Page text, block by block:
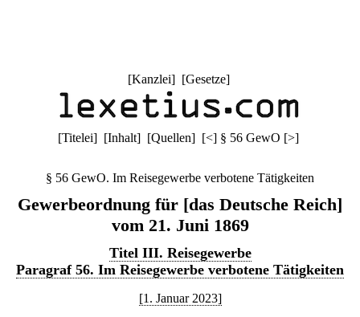
[Kanzlei] [Gesetze]
[Titelei] [Inhalt] [Quellen] [<] § 56 GewO [>]
§ 56 GewO. Im Reisegewerbe verbotene Tätigkeiten
Gewerbeordnung für [das Deutsche Reich]
vom 21. Juni 1869
Titel III. Reisegewerbe
Paragraf 56. Im Reisegewerbe verbotene Tätigkeiten
[1. Januar 2023]